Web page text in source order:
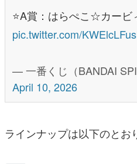
⭐A賞：はらぺこ☆カー
pic.twitter.com/
— 一番くじ（BANDAI
April 10, 2026
ラインナップは以下のとお